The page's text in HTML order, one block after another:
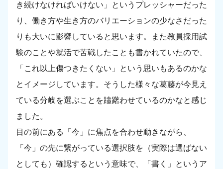
き続けなければいけない」というプレッシャーだった
り、働き方や生き方のバリエーションの少なさだった
りも大いに影響していると思います。また教員採用試
験のことや就活で苦戦したことも書かれていたので、
「これ以上傷つきたくない」という思いもあるのかな
とイメージしています。そうした様々な葛藤が今見え
ている分岐を選ぶことを躊躇わせているのかなと感じ
ました。
目の前にある「今」に焦点を合わせ動きながら、
「今」の先に繋がっている選択肢を（実際は選ばない
としても）確認するという意味で、「書く」というア